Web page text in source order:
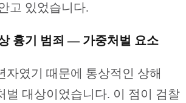
고 있었습니다.
흉기 범죄 — 가중처벌 요소
자였기 때문에 통상적인 상해
벌 대상이었습니다. 이 점이 검찰